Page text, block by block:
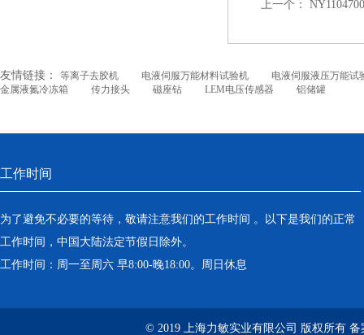
上一个：
友情链接： 等离子去胶机 电液伺服万能材料试验机
电液伺服液压万能试
金属液氮冷冻箱
传力接头 磁座钻 LEM电压传感器 铝储罐
工作时间
为了避免不必要的等待，敬请注意我们的工作时间 。以下是我们的正常
工作时间，中国大陆法定节假日除外。
工作时间：周一至周六 早8:00-晚18:00。周日休息
© 2019 上海力敏实业有限公司 版权所有 备